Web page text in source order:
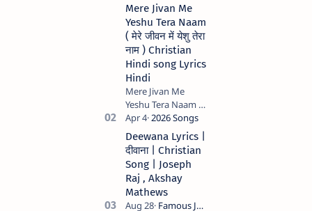
Mere Jivan Me
Yeshu Tera Naam
( मेरे जीवन में येशु तेरा
नाम ) Christian
Hindi song Lyrics
Hindi
Mere Jivan Me
Yeshu Tera Naam (
मेरे जीवन में येशु तेरा नाम )
Christian Hindi
song Lyrics Hindi
Anil Kant …
Deewana Lyrics |
दीवाना | Christian
Song | Joseph
Raj , Akshay
Mathews